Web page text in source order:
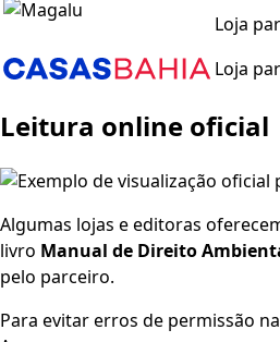
Loja
Loja
Leitura online oficial
Algumas lojas e editoras
livro Manual de Direito
pelo parceiro.
Para evitar erros de permissão